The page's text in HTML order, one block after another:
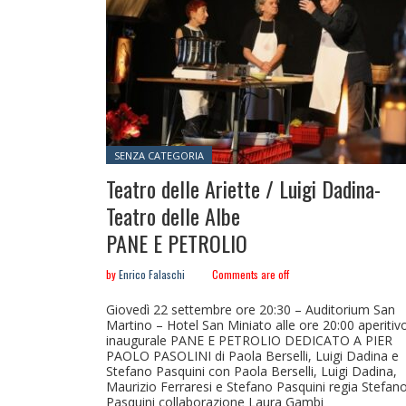
Posted in:
SENZA CATEGORIA
Teatro delle Ariette / Luigi Dadina-
Teatro delle Albe
PANE E PETROLIO
byEnrico Falaschi Comments are off
Giovedì 22 settembre ore 20:30 – Auditorium San
Martino – Hotel San Miniato alle ore 20:00
inaugurale PANE E PETROLIO DEDICATO A PIER
PAOLO PASOLINI di Paola Berselli, Luigi Dadina e
Stefano Pasquini con Paola Berselli, Luigi Dadina,
Maurizio Ferraresi e Stefano Pasquini regia
Pasquini collaborazione Laura Gambi